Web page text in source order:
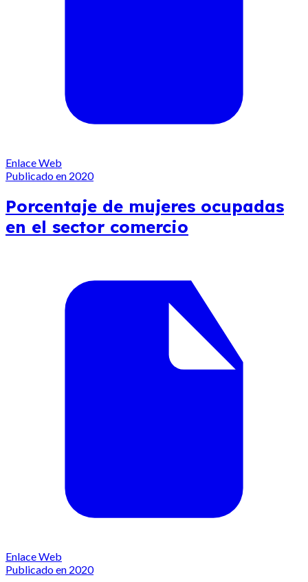
Enlace Web
Publicado en 2020
Porcentaje de mujeres ocupadas
en el sector comercio
Enlace Web
Publicado en 2020